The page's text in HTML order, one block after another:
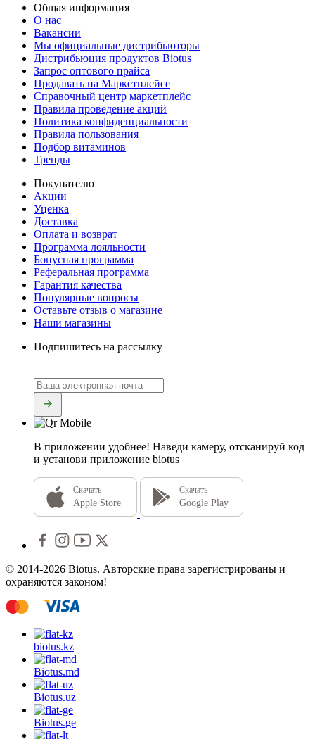
Общая информация
О нас
Вакансии
Мы официальные дистрибьюторы
Дистрибьюция продуктов Biotus
Запрос оптового прайса
Продавать на Маркетплейсе
Справочный центр маркетплейс
Правила проведение акций
Политика конфиденциальности
Правила пользования
Подбор витаминов
Тренды
Покупателю
Акции
Уценка
Доставка
Оплата и возврат
Программа лояльности
Бонусная программа
Реферальная программа
Гарантия качества
Популярные вопросы
Оставьте отзыв о магазине
Наши магазины
Подпишитесь на рассылку
В приложении удобнее! Наведи камеру, отсканируй код
и установи приложение biotus
Скачать
Apple Store
Скачать
Google Play
© 2014-2026 Biotus. Авторские права зарегистрированы и
охраняются законом!
biotus.kz
Biotus.md
Biotus.uz
Biotus.ge